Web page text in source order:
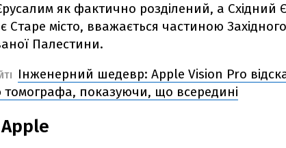
як фактично розділений, а Східний
місто, вважається частиною
Палестини.
Інженерний шедевр: Apple Vision Pro
показуючи, що всередині